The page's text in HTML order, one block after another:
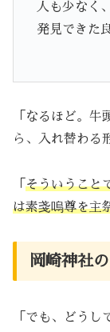
人も少なく
発見できた
「なるほど。
ら、入れ替わる
「 そういうこと
は素戔嗚尊を主
岡崎神社
「でも、どうし